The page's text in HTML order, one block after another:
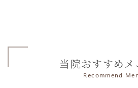
当院おすすめメ
Recommend